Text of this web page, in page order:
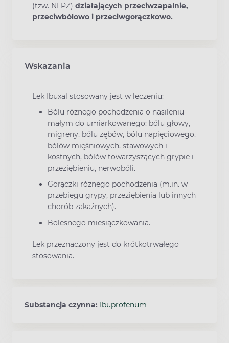
(tzw. NLPZ) działających przeciwzapalnie,
przeciwbólowo i przeciwgorączkowo.
Wskazania
Lek Ibuxal stosowany jest w leczeniu:
Bólu różnego pochodzenia o nasileniu
małym do umiarkowanego: bólu głowy,
migreny, bólu zębów, bólu napięciowego,
bólów mięśniowych, stawowych i
kostnych, bólów towarzyszących grypie i
przeziębieniu, nerwobóli.
Gorączki różnego pochodzenia (m.in. w
przebiegu grypy, przeziębienia lub innych
chorób zakaźnych).
Bolesnego miesiączkowania.
Lek przeznaczony jest do krótkotrwałego
stosowania.
Substancja czynna: Ibuprofenum